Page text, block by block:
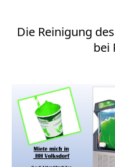
Die Reinigung
bei